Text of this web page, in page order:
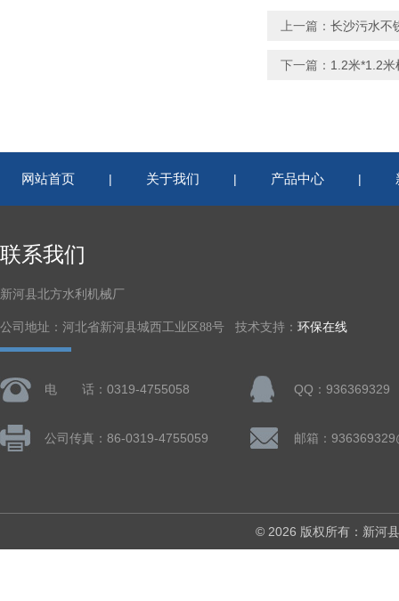
上一篇： 长沙污水不
下一篇： 1.2米*1.2
网站首页 | 关于我们 | 产品中心 |
联系我们
新河县北方水利机械厂
公司地址：河北省新河县城西工业区88号 技术支持： 环保在线
电 话：0319-4755058 QQ：936369329
公司传真：86-0319-4755059 邮箱：
© 2026 版权所有：新河